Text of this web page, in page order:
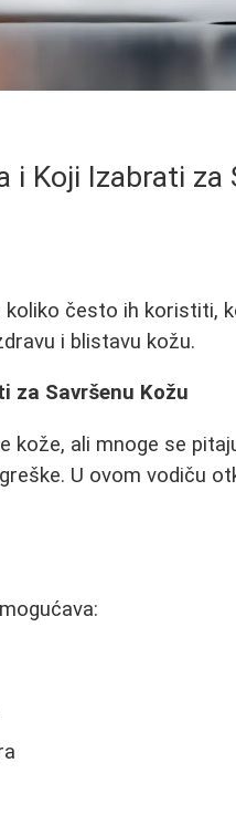
i Koji Izabrati za
često ih koristiti,
i blistavu kožu.
za Savršenu Kožu
kože, ali mnoge se
U ovom vodiču